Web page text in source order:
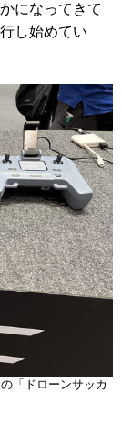
になってきて
し始めてい
「ドローンサッカ